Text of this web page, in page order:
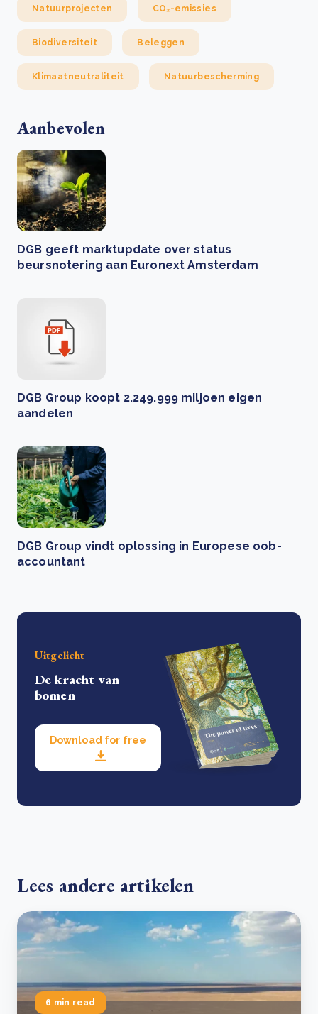
Natuurprojecten CO₂-emissies
Biodiversiteit Beleggen
Klimaatneutraliteit Natuurbescherming
Aanbevolen
DGB geeft marktupdate over status
beursnotering aan Euronext Amsterdam
DGB Group koopt 2.249.999 miljoen eigen
aandelen
DGB Group vindt oplossing in Europese oob-
accountant
Uitgelicht
De kracht van
bomen
Download for free
Lees andere artikelen
6 min read